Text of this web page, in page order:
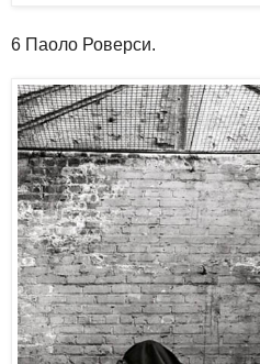
6 Паоло Роверси.